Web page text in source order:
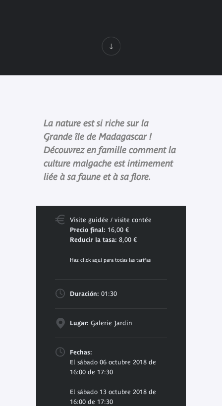
La nature est si riche sur la
Grande île de Madagascar !
Découvrez en famille comment la
culture malgache est intimement
liée à sa faune et à sa flore.
Visite guidée / visite contée
Precio final: 16,00 €
Reducir la tasa: 8,00 €
Haz click aquí para todas las tarifas
Duración: 01:30
Lugar: Galerie Jardin
Fechas:
El sábado 06 octubre 2018 de
16:00 de 17:30
El sábado 13 octubre 2018 de
16:00 de 17:30